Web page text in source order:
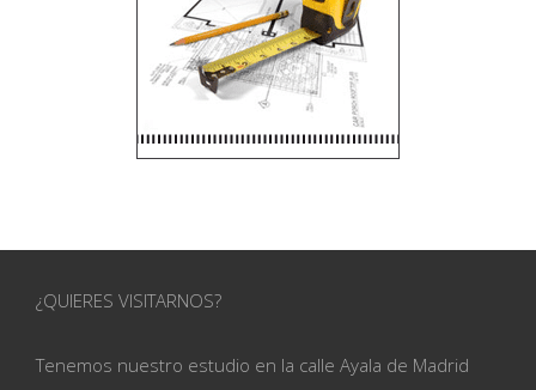
¿QUIERES VISITARNOS?
Tenemos nuestro estudio en la calle Ayala de Madrid